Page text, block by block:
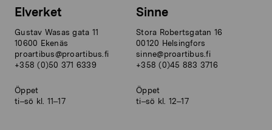
Elverket
Gustav Wasas gata 11
10600 Ekenäs
proartibus@proartibus.fi
+358 (0)50 371 6339
Öppet
ti–sö kl. 11–17
Sinne
Stora Robertsgatan 16
00120 Helsingfors
sinne@proartibus.fi
+358 (0)45 883 3716
Öppet
ti–sö kl. 12–17